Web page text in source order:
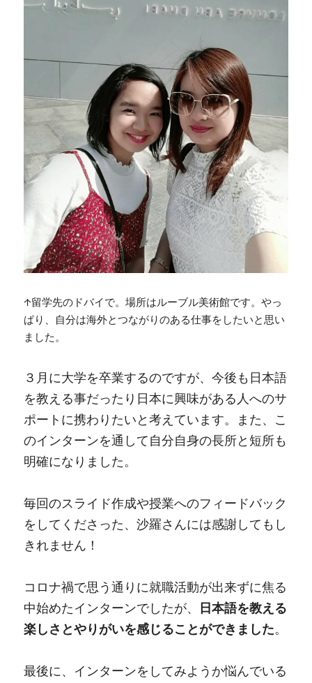
↑留学先のドバイで。場所はルーブル美術館です。やっ
ぱり、自分は海外とつながりのある仕事をしたいと思い
ました。
３月に大学を卒業するのですが、今後も日本語
を教える事だったり日本に興味がある人へのサ
ポートに携わりたいと考えています。また、こ
のインターンを通して自分自身の長所と短所も
明確になりました。
毎回のスライド作成や授業へのフィードバック
をしてくださった、沙羅さんには感謝してもし
きれません！
コロナ禍で思う通りに就職活動が出来ずに焦る
中始めたインターンでしたが、
日本語を教える
楽しさとやりがいを感じることができました。
最後に、インターンをしてみようか悩んでいる